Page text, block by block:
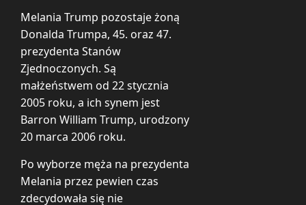
Melania Trump pozostaje żoną
Donalda Trumpa, 45. oraz 47.
prezydenta Stanów
Zjednoczonych. Są
małżeństwem od 22 stycznia
2005 roku, a ich synem jest
Barron William Trump, urodzony
20 marca 2006 roku.
Po wyborze męża na prezydenta
Melania przez pewien czas
zdecydowała się nie